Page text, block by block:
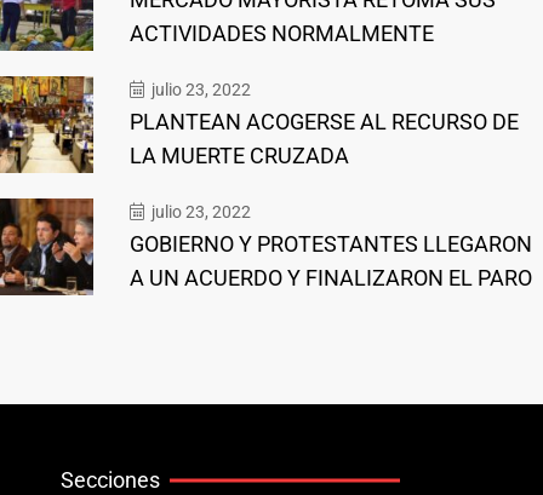
ACTIVIDADES NORMALMENTE
julio 23, 2022
PLANTEAN ACOGERSE AL RECURSO DE
LA MUERTE CRUZADA
julio 23, 2022
GOBIERNO Y PROTESTANTES LLEGARON
A UN ACUERDO Y FINALIZARON EL PARO
Secciones